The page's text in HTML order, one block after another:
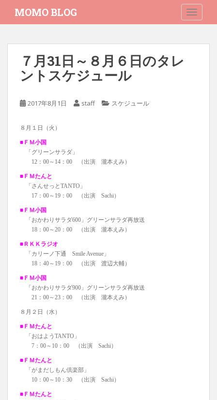
i
MOMO BLOG
７月31日～８月６日のタレ
ントスケジュール
2017年8月1日 staff スケジュール
８月１日（火）
■ＦＭ小国
「グリーンサラダ」
12：00～14：00 （出演 瀧本えみ）
■ＦＭたんと
「さんせっとTANTO」
17：00～19：00 （出演 Sachi）
■ＦＭ小国
「おかわりサラダ600」グリーンサラダ再放送
18：00～20：00 （出演 瀧本えみ）
■ＲＫＫラジオ
「カリーノ下通 Smile Avenue」
18：40～19：00 （出演 渡辺大輔）
■ＦＭ小国
「おかわりサラダ900」グリーンサラダ再放送
21：00～23：00 （出演 瀧本えみ）
８月２日（水）
■ＦＭたんと
「おはようTANTO」
7：00～10：00 （出演 Sachi）
■ＦＭたんと
「がまだしもん倶楽部」
10：00～10：30 （出演 Sachi）
■ＦＭたんと